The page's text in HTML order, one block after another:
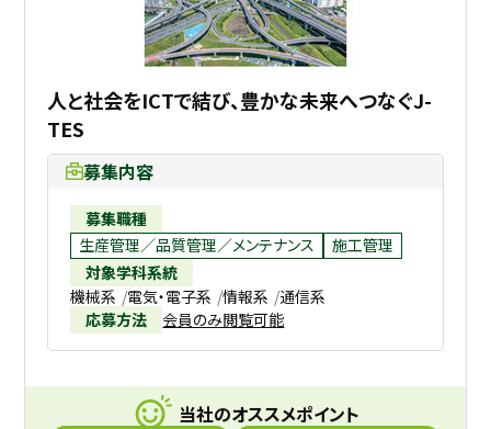
人と社会をICTで結び、豊かな未来へつなぐJ-
TES
募集内容
募集職種
生産管理／品質管理／メンテナンス
施工管理
対象学科系統
機械系 電気・電子系 情報系 通信系
応募方法
会員のみ閲覧可能
当社のオススメポイント